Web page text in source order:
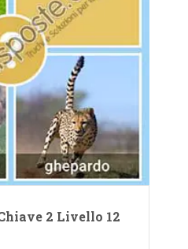
2 Livello 12